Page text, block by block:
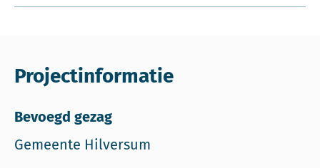
Projectinformatie
Bevoegd gezag
Gemeente Hilversum